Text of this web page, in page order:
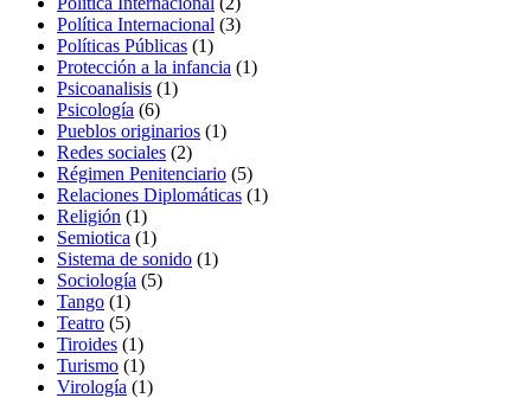
productos
Política Internacional 33
Políticas Públicas 11
producto
Protección a la infancia 11
Psicoanalisis 11
Psicología 66
productos
Pueblos originarios 11
Redes sociales 22
productos
Régimen Penitenciario 55
productos
Relaciones Diplomáticas 11
Religión 11
producto
Semiotica 11
producto
Sistema de sonido 11
Sociología 55
Tango 11
producto
Teatro 55
productos
Tiroides 11
producto
Turismo 11
producto
Virología 11